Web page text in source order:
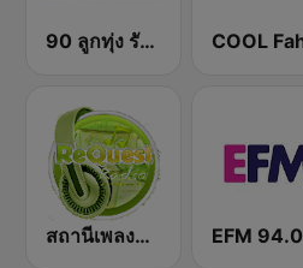
90 ลูกทุ่ง รักไทย
สถานีเพลงสตริง Request Radio EFM 94.0